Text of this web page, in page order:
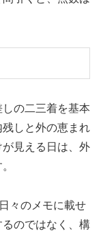
の二三着を基本
しと外の恵まれ
見える日は、外
々のメモに載せ
のではなく、構